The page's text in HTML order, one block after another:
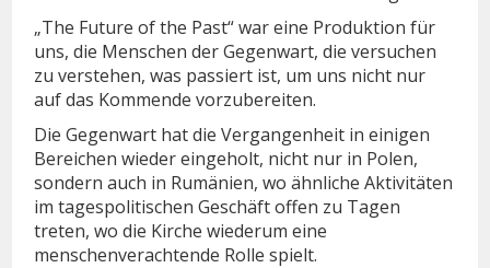
„The Future of the Past“ war eine Produktion für
uns, die Menschen der Gegenwart, die versuchen
zu verstehen, was passiert ist, um uns nicht nur
auf das Kommende vorzubereiten.
Die Gegenwart hat die Vergangenheit in einigen
Bereichen wieder eingeholt, nicht nur in Polen,
sondern auch in Rumänien, wo ähnliche Aktivitäten
im tagespolitischen Geschäft offen zu Tagen
treten, wo die Kirche wiederum eine
menschenverachtende Rolle spielt.